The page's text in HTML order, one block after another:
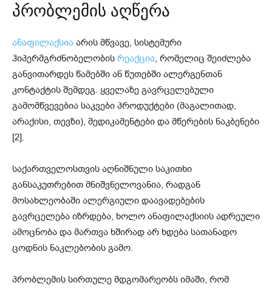
პრობლემის აღწერა
ანაფილაქსია არის მწვავე, სისტემური
ჰიპერმგრძნობელობის რეაქცია, რომელიც შეიძლება
განვითარდეს წამებში ან წუთებში ალერგენთან
კონტაქტის შემდეგ. ყველაზე გავრცელებული
გამომწვევებია საკვები პროდუქტები (მაგალითად,
არაქისი, თევზი), მედიკამენტები და მწერების ნაკბენები
[2].
საქართველოსთვის აღნიშნული საკითხი
განსაკუთრებით მნიშვნელოვანია, რადგან
მოსახლეობაში ალერგიული დაავადებების
გავრცელება იზრდება, ხოლო ანაფილაქსიის ადრეული
ამოცნობა და მართვა ხშირად არ ხდება სათანადო
ცოდნის ნაკლებობის გამო.
პრობლემის სირთულე მდგომარეობს იმაში, რომ